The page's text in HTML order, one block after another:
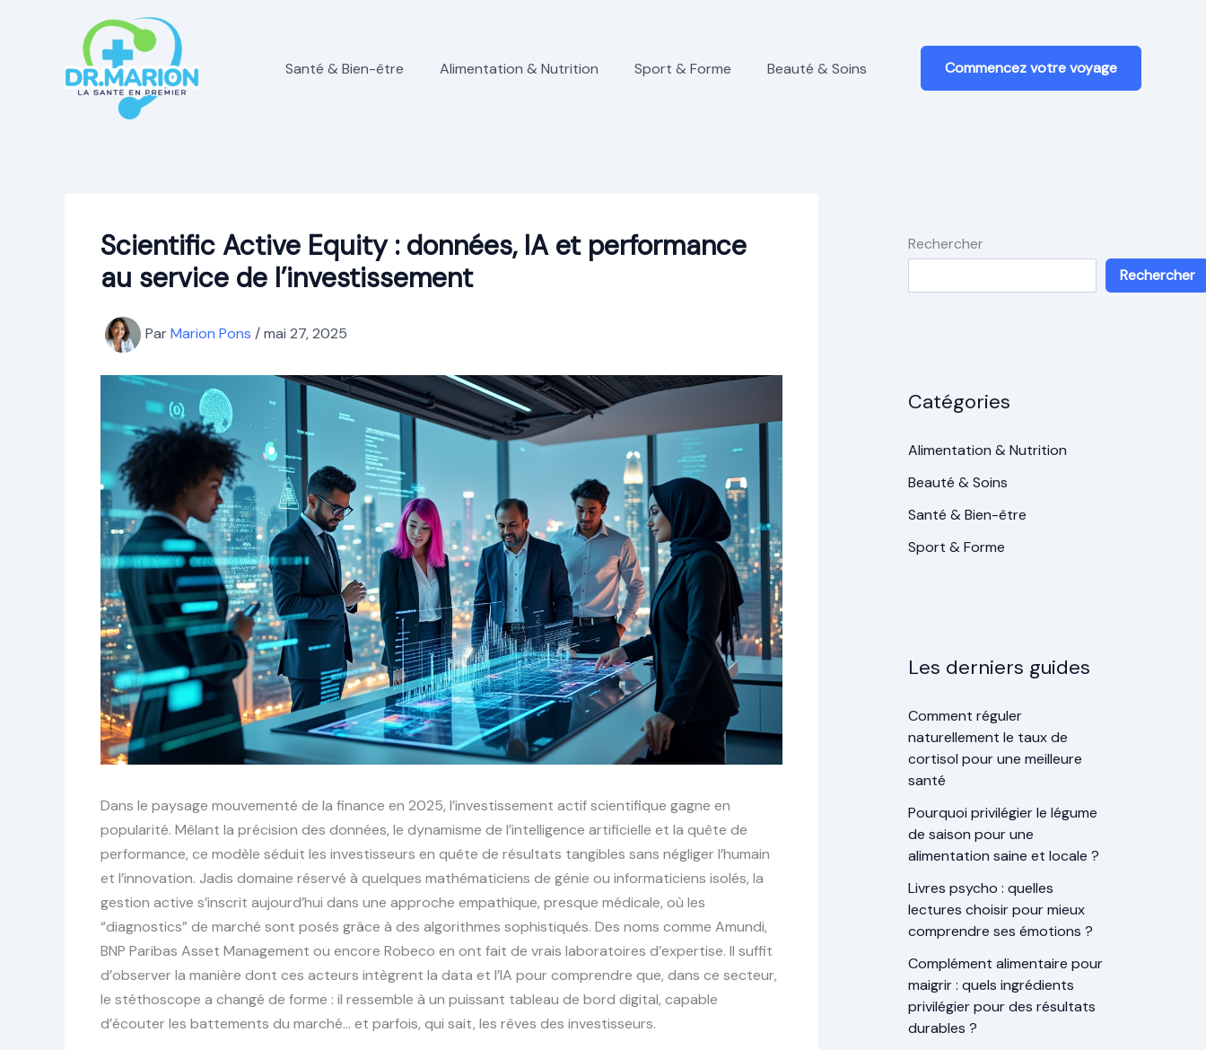
Santé & Bien-être Alimentation & Nutrition Sport & Forme Beauté & Soins Commencez votre voyage
Scientific Active Equity : données, IA et performance
au service de l’investissement
ParMarion Pons /mai 27, 2025
Dans le paysage mouvementé de la finance en 2025, l’investissement actif scientifique gagne en
popularité. Mêlant la précision des données, le dynamisme de l’intelligence artificielle et la quête de
performance, ce modèle séduit les investisseurs en quête de résultats tangibles sans négliger l’humain
et l’innovation. Jadis domaine réservé à quelques mathématiciens de génie ou informaticiens isolés, la
gestion active s’inscrit aujourd’hui dans une approche empathique, presque médicale, où les
“diagnostics” de marché sont posés grâce à des algorithmes sophistiqués. Des noms comme Amundi,
BNP Paribas Asset Management ou encore Robeco en ont fait de vrais laboratoires d’expertise. Il suffit
d’observer la manière dont ces acteurs intègrent la data et l’IA pour comprendre que, dans ce secteur,
le stéthoscope a changé de forme : il ressemble à un puissant tableau de bord digital, capable
d’écouter les battements du marché… et parfois, qui sait, les rêves des investisseurs.
Rechercher
Rechercher
Catégories
Alimentation & Nutrition
Beauté & Soins
Santé & Bien-être
Sport & Forme
Les derniers guides
Comment réguler
naturellement le taux de
cortisol pour une meilleure
santé
Pourquoi privilégier le légume
de saison pour une
alimentation saine et locale ?
Livres psycho : quelles
lectures choisir pour mieux
comprendre ses émotions ?
Complément alimentaire pour
maigrir : quels ingrédients
privilégier pour des résultats
durables ?